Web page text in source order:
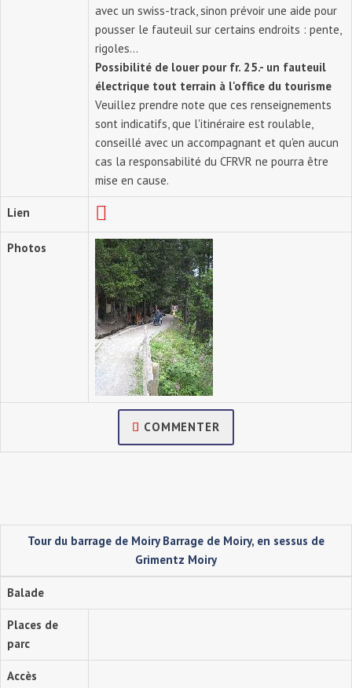
avec un swiss-track, sinon prévoir une aide pour
pousser le fauteuil sur certains endroits : pente,
rigoles...
Possibilité de louer pour fr. 25.- un fauteuil
électrique tout terrain à l'office du tourisme
Veuillez prendre note que ces renseignements
sont indicatifs, que l'itinéraire est roulable,
conseillé avec un accompagnant et qu'en aucun
cas la responsabilité du CFRVR ne pourra être
mise en cause.
Lien
Photos
COMMENTER
Tour du barrage de Moiry Barrage de Moiry, en sessus de
Grimentz Moiry
Balade
Places de
parc
Accès